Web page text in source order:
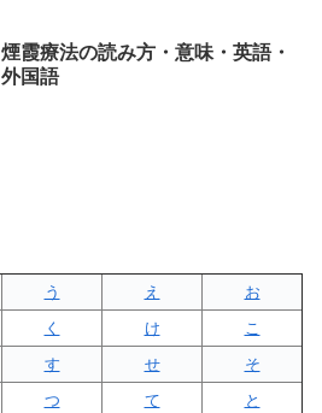
煙霞療法の読み方・意味・英語・
外国語
う え
お
く け
こ
す せ
そ
つ て
と